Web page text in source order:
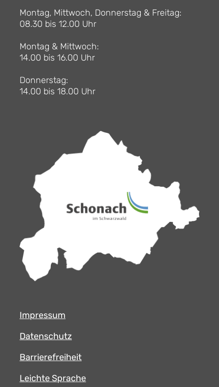
Montag, Mittwoch, Donnerstag & Freitag:
08.30 bis 12.00 Uhr
Montag & Mittwoch:
14.00 bis 16.00 Uhr
Donnerstag:
14.00 bis 18.00 Uhr
Impressum
Datenschutz
Barrierefreiheit
Leichte Sprache